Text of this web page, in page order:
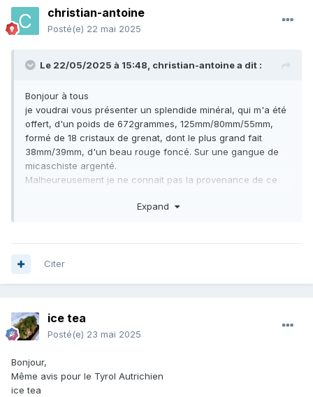
christian-antoine
Posté(e) 22 mai 2025
Le 22/05/2025 à 15:48, christian-antoinea dit :
Bonjour à tous
je voudrai vous présenter un splendide minéral, qui m'a été
offert, d'un poids de 672grammes, 125mm/80mm/55mm,
formé de 18 cristaux de grenat, dont le plus grand fait
38mm/39mm, d'un beau rouge foncé. Sur une gangue de
micaschiste argenté.
Malheureusement je ne connait pas la provenance de ce
dire plus. d'avance merci.Expand
Citer
ice tea
Posté(e) 23 mai 2025
Bonjour,
Même avis pour le Tyrol Autrichien
ice tea